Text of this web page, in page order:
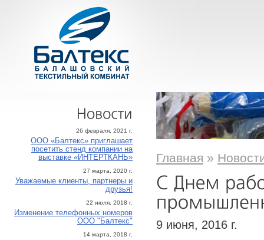
26 февраля, 2021 г.
ООО «Балтекс» приглашает
посетить стенд компании на
выставке «ИНТЕРТКАНЬ»
27 марта, 2020 г.
Уважаемые клиенты, партнеры и
друзья!
22 июля, 2018 г.
Изменение телефонных номеров
ООО "Балтекс"
14 марта, 2018 г.
Главная »
9 июня, 2016 г.